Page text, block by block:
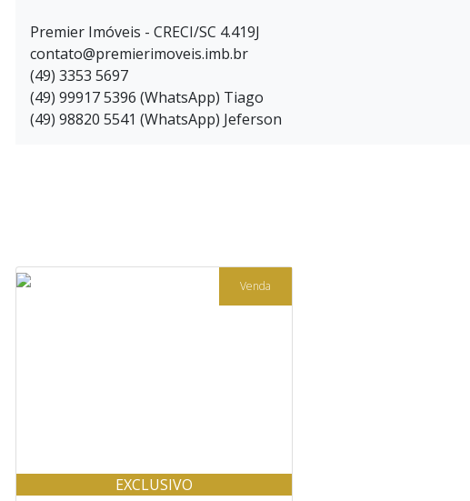
Premier Imóveis - CRECI/SC 4.419J
contato@premierimoveis.imb.br
(49) 3353 5697
(49) 99917 5396 (WhatsApp) Tiago
(49) 98820 5541 (WhatsApp) Jeferson
Venda
EXCLUSIVO